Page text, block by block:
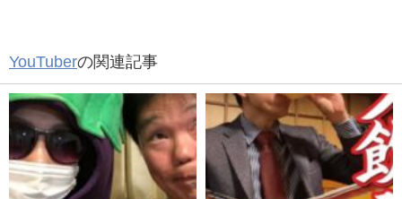
YouTuberの関連記事